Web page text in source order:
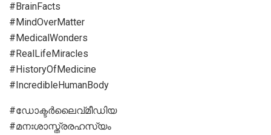
#BrainFacts
#MindOverMatter
#MedicalWonders
#RealLifeMiracles
#HistoryOfMedicine
#IncredibleHumanBody
#ഡോക്ടര്‍ലൈവ്മീഡിയ
#മനഃശാസ്ത്രരഹസ്യം